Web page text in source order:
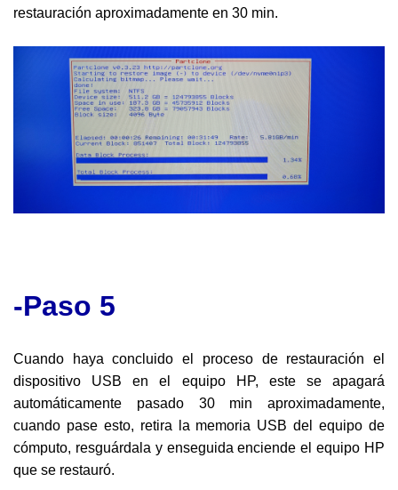
restauración aproximadamente en 30 min.
-Paso 5
Cuando haya concluido el proceso de restauración el
dispositivo USB en el equipo HP, este se apagará
automáticamente pasado 30 min aproximadamente,
cuando pase esto, retira la memoria USB del equipo de
cómputo, resguárdala y enseguida enciende el equipo HP
que se restauró.